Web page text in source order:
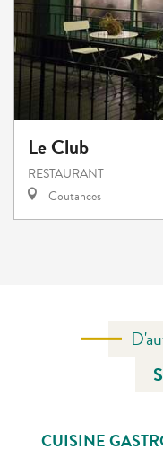
Le Club
RESTAURANT
Coutances
CUISINE